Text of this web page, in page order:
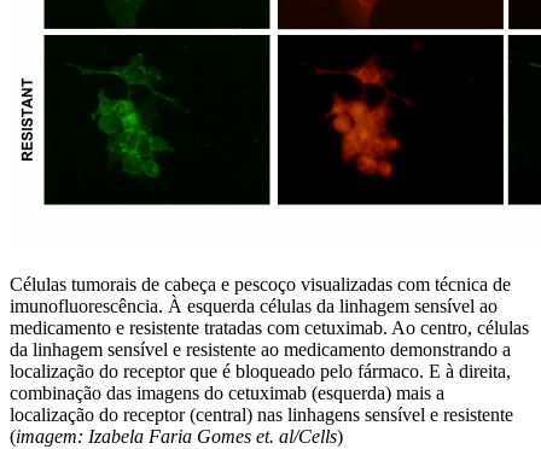
Células tumorais de cabeça e pescoço visualizadas com técnica de
imunofluorescência. À esquerda células da linhagem sensível ao
medicamento e resistente tratadas com cetuximab. Ao centro, células
da linhagem sensível e resistente ao medicamento demonstrando a
localização do receptor que é bloqueado pelo fármaco. E à direita,
combinação das imagens do cetuximab (esquerda) mais a
localização do receptor (central) nas linhagens sensível e resistente
(imagem: Izabela Faria Gomes et. al/Cells)